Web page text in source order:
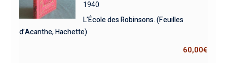
1940
L’École des Robinsons. (Feuilles
d’Acanthe, Hachette)
60,00€